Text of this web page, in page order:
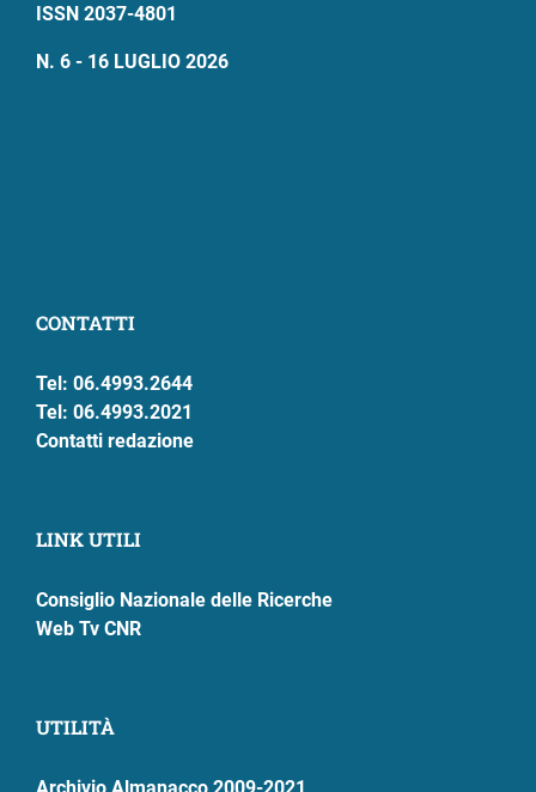
ISSN 2037-4801
N. 6 - 16 LUGLIO 2026
CONTATTI
Tel: 06.4993.2644
Tel: 06.4993.2021
Contatti redazione
LINK UTILI
Consiglio Nazionale delle Ricerche
Web Tv CNR
UTILITÀ
Archivio Almanacco 2009-2021